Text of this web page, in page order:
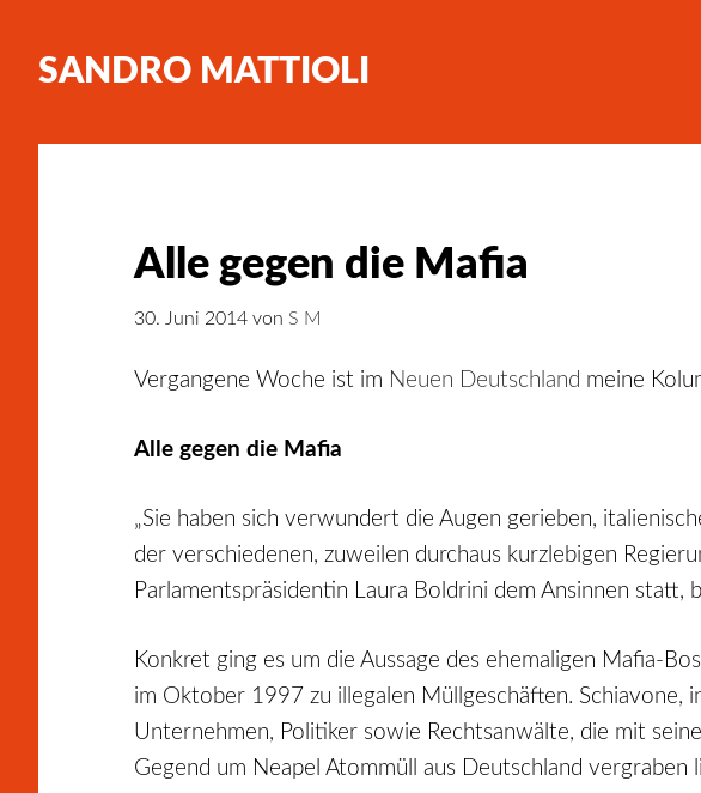
SANDRO MATTIOLI
Alle gegen die Mafia
30. Juni 2014 von S M
Vergangene Woche ist im Neuen Deutschland meine
Alle gegen die Mafia
„Sie haben sich verwundert die Augen gerieben,
der verschiedenen, zuweilen durchaus kurzlebigen
Parlamentspräsidentin Laura Boldrini dem Ansinnen
Konkret ging es um die Aussage des ehemaligen Mafia-
im Oktober 1997 zu illegalen Müllgeschäften. Schiavone,
Unternehmen, Politiker sowie Rechtsanwälte, die mit
Gegend um Neapel Atommüll aus Deutschland vergraben